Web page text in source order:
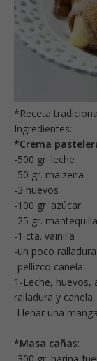
*Receta
Ingredientes:
*Crema
-500 gr. leche
-50 gr. maizena
-3 huevos
-100 gr. azúcar
-25 gr. mantequilla
-1 cta. vainilla
-un poco
-pellizco canela
1-Leche, huevos,
ralladura y
Llenar una
*Masa cañas: